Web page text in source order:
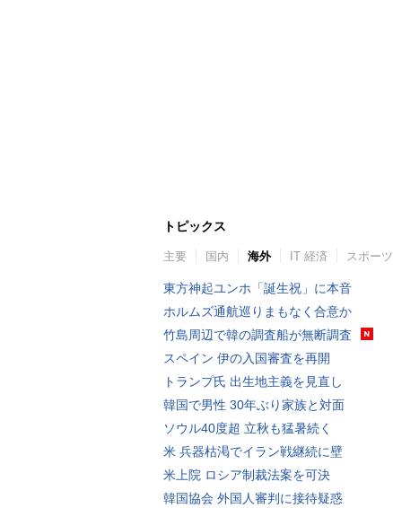
トピックス
主要 国内 海外 IT 経済 スポーツ
東方神起ユンホ「誕生祝」に本音
ホルムズ通航巡りまもなく合意か
竹島周辺で韓の調査船が無断調査
スペイン 伊の入国審査を再開
トランプ氏 出生地主義を見直し
韓国で男性 30年ぶり家族と対面
ソウル40度超 立秋も猛暑続く
米 兵器枯渇でイラン戦継続に壁
米上院 ロシア制裁法案を可決
韓国協会 外国人審判に接待疑惑